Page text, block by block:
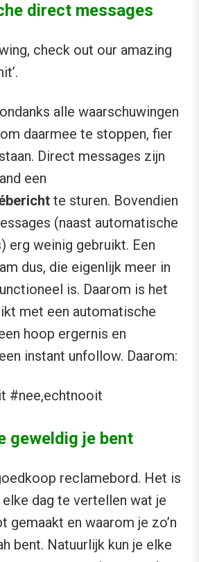
direct messages
check out our amazing
alle waarschuwingen
daarmee te stoppen, fier
Direct messages zijn
een
te sturen. Bovendien
(naast automatische
erg weinig gebruikt. Een
dus, die eigenlijk meer in
is. Daarom is het
met een automatische
hoop ergernis en
instant unfollow. Daarom:
#nee,echtnooit
geweldig je bent
reclamebord. Het is
dag te vertellen wat je
gemaakt en waarom je zo’n
bent. Natuurlijk kun je elke